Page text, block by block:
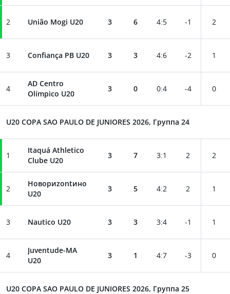
2 União Mogi U20 3 6 4:5 -1 2
3 Confiança PB U20 3 3 4:6 -2 1
4
AD Centro
Olímpico U20
3 0 0:4 -4 0
U20 COPA SAO PAULO DE JUNIORES 2026, Группа 24
1
Itaquá Athletico
Clube U20
3 7 3:1 2 2
2
Новориzontино
U20
3 5 4:2 2 1
3 Nautico U20 3 3 3:4 -1 1
4
Juventude-MA
U20
3 1 4:7 -3 0
U20 COPA SAO PAULO DE JUNIORES 2026, Группа 25